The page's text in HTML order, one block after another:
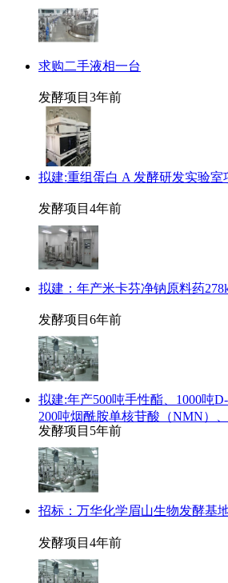
求购二手液相一台
发酵项目 3年前
拟建:重组蛋白 A 发酵研发实验室
发酵项目 4年前
拟建：年产米卡芬净钠原料药
发酵项目 6年前
拟建:年产500吨手性酯、1000吨
200吨烟酰胺单核苷酸（NMN）
发酵项目 5年前
招标：万华化学眉山生物发酵基
发酵项目 4年前